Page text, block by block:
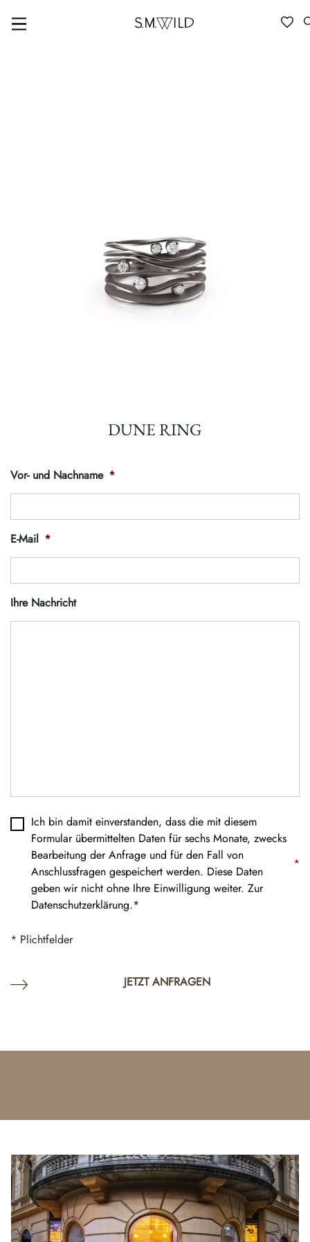
Vor- und Nachname *
E-Mail *
Ihre Nachricht
Datenschutz *
Ich bin damit einverstanden, dass die mit diesem
Formular übermittelten Daten für sechs Monate, zwecks
Bearbeitung der Anfrage und für den Fall von
Anschlussfragen gespeichert werden. Diese Daten
geben wir nicht ohne Ihre Einwilligung weiter. Zur
Datenschutzerklärung.*
*
* Plichtfelder
DUNE RING